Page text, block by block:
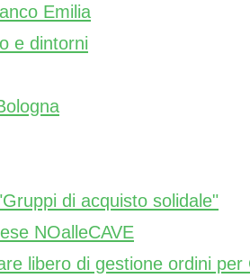
Emilia
e dintorni
di acquisto solidale"
NOalleCAVE
libero di gestione ordini per